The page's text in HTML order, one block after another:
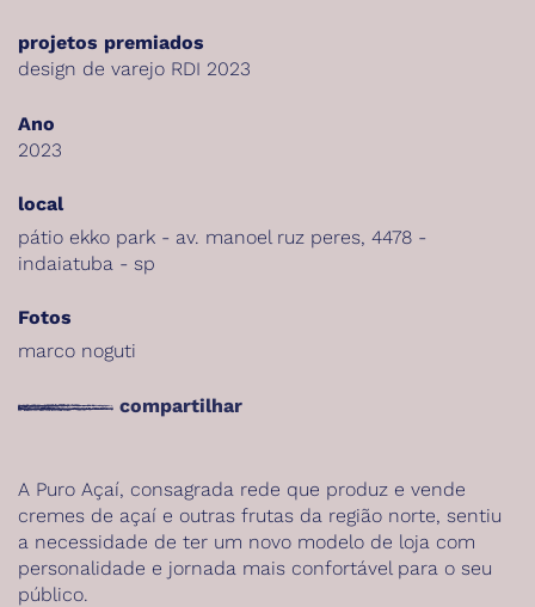
projetos premiados
design de varejo RDI 2023
Ano
2023
local
pátio ekko park - av. manoel ruz peres, 4478 -
indaiatuba - sp
Fotos
marco noguti
compartilhar
A Puro Açaí, consagrada rede que produz e vende
cremes de açaí e outras frutas da região norte, sentiu
a necessidade de ter um novo modelo de loja com
personalidade e jornada mais confortável para o seu
público.